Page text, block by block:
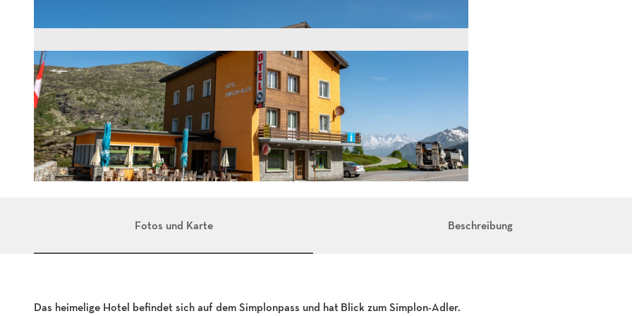
l
b
Fotos und Karte Beschreibung
Das heimelige Hotel befindet sich auf dem Simplonpass und hat Blick zum Simplon-Adler.